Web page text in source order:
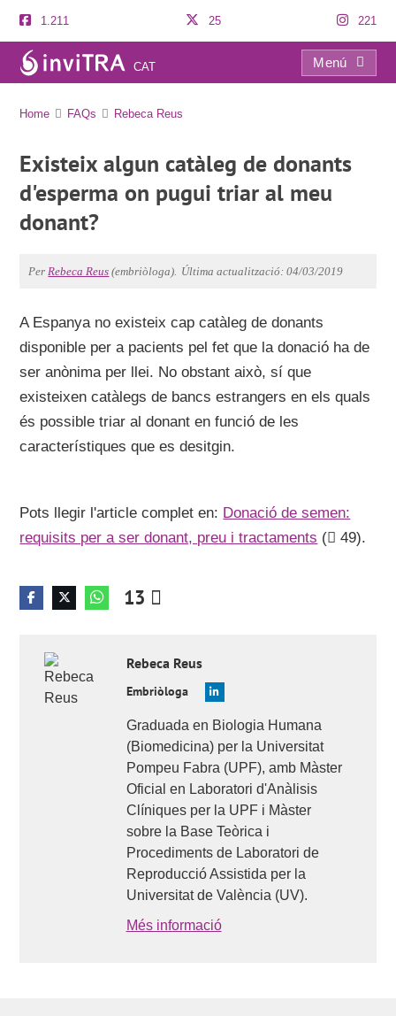
1.211 25 221
CAT
Menú
Home FAQs Rebeca Reus
Existeix algun catàleg de donants
d'esperma on pugui triar al meu
donant?
PerRebeca Reus (embriòloga). Última actualització: 04/03/2019
A Espanya no existeix cap catàleg de donants
disponible per a pacients pel fet que la donació ha de
ser anònima per llei. No obstant això, sí que
existeixen catàlegs de bancs estrangers en els quals
és possible triar al donant en funció de les
característiques que es desitgin.
Pots llegir l'article complet en: Donació de semen:
requisits per a ser donant, preu i tractaments ( 49).
13
Rebeca Reus
Embriòloga
Graduada en Biologia Humana
(Biomedicina) per la Universitat
Pompeu Fabra (UPF), amb Màster
Oficial en Laboratori d'Anàlisis
Clíniques per la UPF i Màster
sobre la Base Teòrica i
Procediments de Laboratori de
Reproducció Assistida per la
Universitat de València (UV).
Més informació